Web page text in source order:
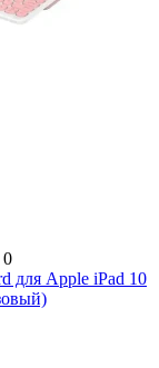
0
для Apple iPad 10